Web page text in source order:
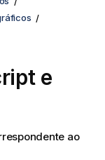
e
ao